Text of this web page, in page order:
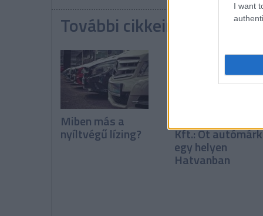
I want
További cikkeink a
Miben más a
nyíltvégű lízing? Kft.: Öt
egy helyen
Hatvanban